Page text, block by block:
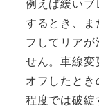
するとき、
フしてリア
せん。車線
オフしたと
程度では破